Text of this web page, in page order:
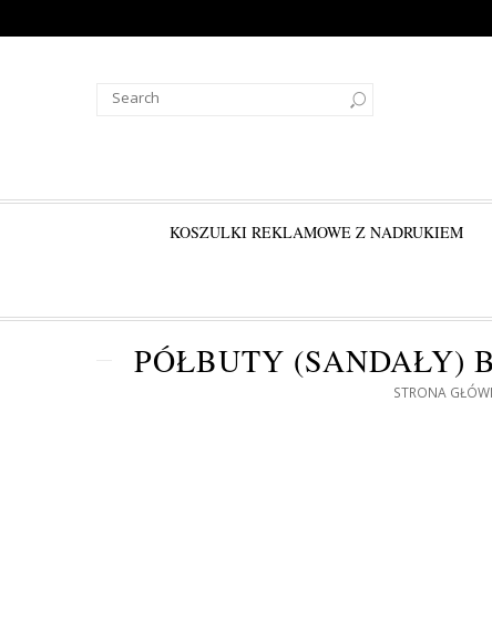
KOSZULKI REKLAMOWE Z NADRUKIEM
PÓŁBUTY (SANDAŁY)
STRONA